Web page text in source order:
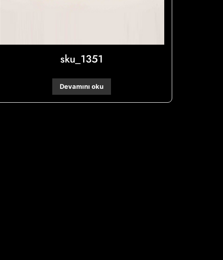
sku_1351
Devamını oku